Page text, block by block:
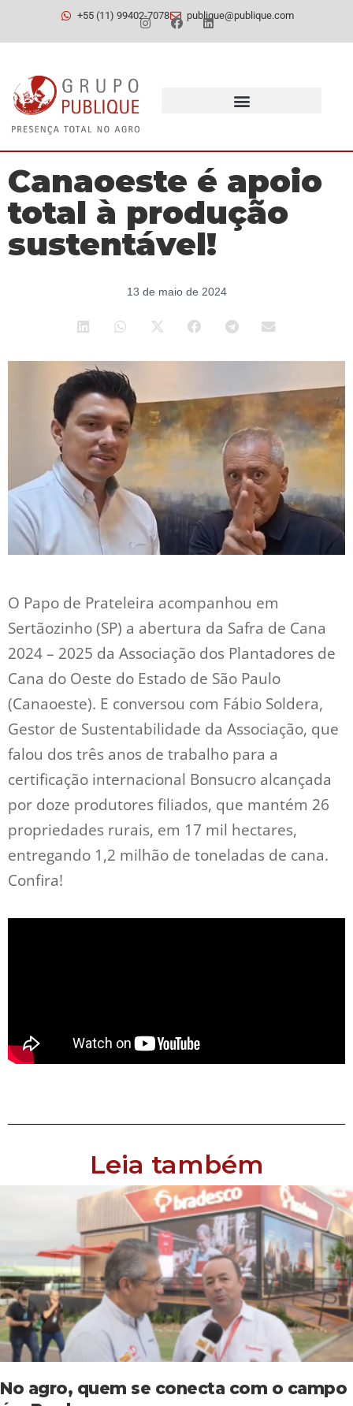
+55 (11) 99402-7078 publique@publique.com
Canaoeste é apoio
total à produção
sustentável!
13 de maio de 2024
O Papo de Prateleira acompanhou em
Sertãozinho (SP) a abertura da Safra de Cana
2024 – 2025 da Associação dos Plantadores de
Cana do Oeste do Estado de São Paulo
(Canaoeste). E conversou com Fábio Soldera,
Gestor de Sustentabilidade da Associação, que
falou dos três anos de trabalho para a
certificação internacional Bonsucro alcançada
por doze produtores filiados, que mantém 26
propriedades rurais, em 17 mil hectares,
entregando 1,2 milhão de toneladas de cana.
Confira!
Leia também
No agro, quem se conecta com o campo